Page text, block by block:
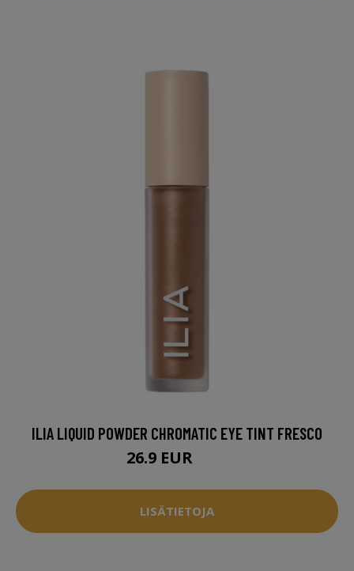
ILIA LIQUID POWDER CHROMATIC EYE TINT FRESCO
26.9 EUR
LISÄTIETOJA